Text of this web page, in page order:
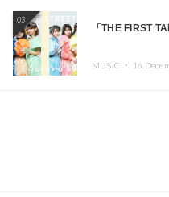
03
「THE FIRST
MUSIC ・